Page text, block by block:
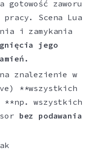
gotowość zaworu
pracy. Scena Lua
i zamykania
jego
znalezienie w
**wszystkich
**np. wszystkich
bez podawania